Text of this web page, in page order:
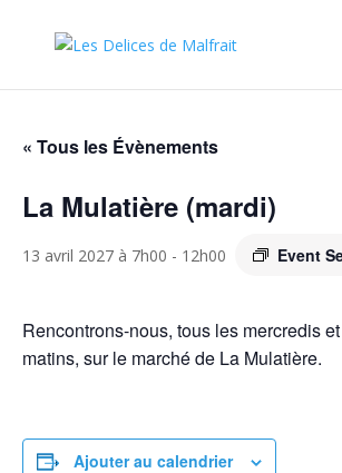
« Tous les Évènements
La Mulatière (mardi)
13 avril 2027 à 7h00 - 12h00 Event
Rencontrons-nous, tous les mercredis
matins, sur le marché de La Mulatière.
Ajouter au calendrier